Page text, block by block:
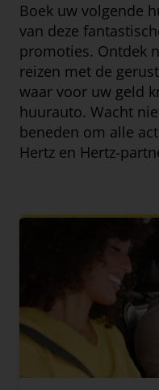
Boek uw volgende
van deze
promoties. Ontdek
reizen met de
waar voor uw geld
huurauto. Wacht
beneden om alle
Hertz en Hertz-